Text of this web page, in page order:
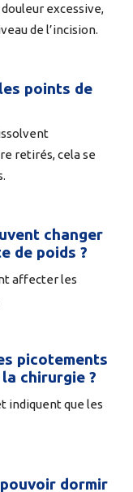
excessive,
de l’incision.
points de
retirés, cela se
changer
de poids ?
affecter les
picotements
chirurgie ?
indiquent que les
dormir